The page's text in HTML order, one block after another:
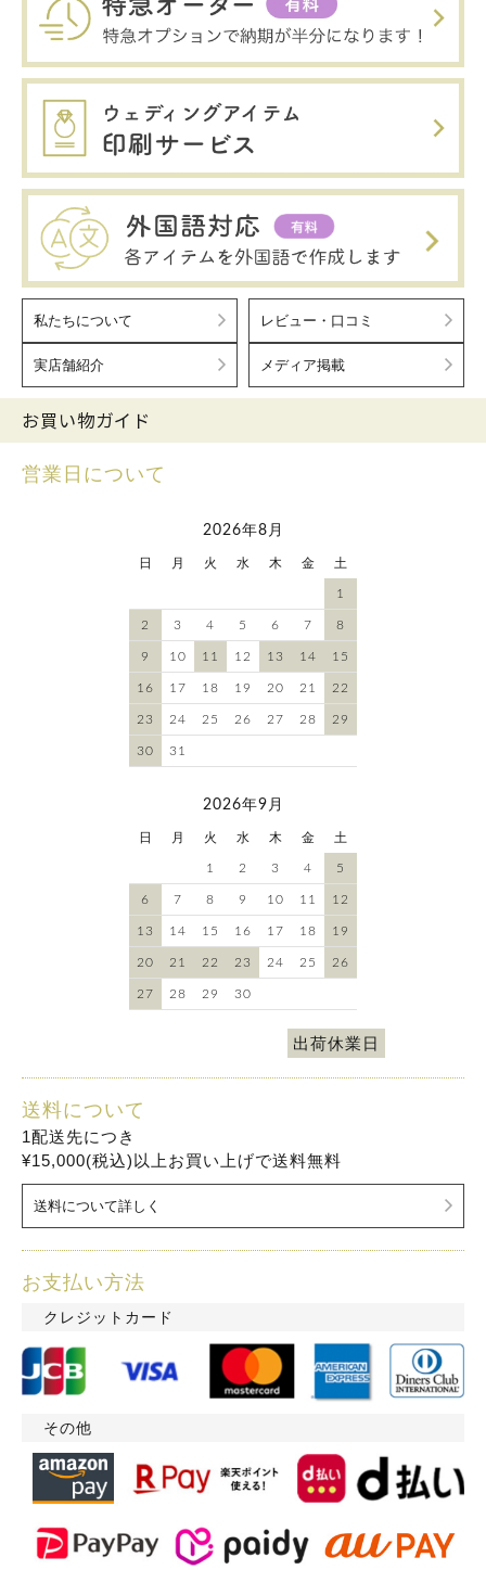
私たちについて レビュー・口コミ
実店舗紹介 メディア掲載
お買い物ガイド
営業日について
2026年8月
日 月 火 水 木 金 土
1
2 3 4 5 6 7 8
9 10 11 12 13 14 15
16 17 18 19 20 21 22
23 24 25 26 27 28 29
30 31
2026年9月
日 月 火 水 木 金 土
1 2 3 4 5
6 7 8 9 10 11 12
13 14 15 16 17 18 19
20 21 22 23 24 25 26
27 28 29 30
出荷休業日
送料について
1配送先につき
¥15,000(税込)以上お買い上げで送料無料
送料について詳しく
お支払い方法
クレジットカード
その他